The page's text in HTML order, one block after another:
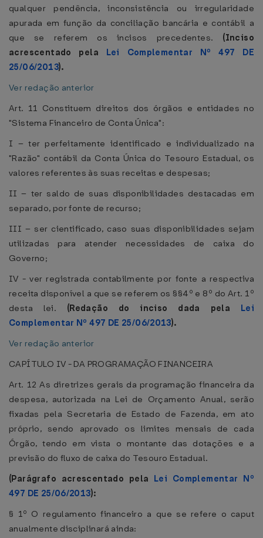
qualquer pendência, inconsistência ou irregularidade
apurada em função da conciliação bancária e contábil a
que se referem os incisos precedentes. (Inciso
acrescentado pela Lei Complementar Nº 497 DE
25/06/2013).
Ver redação anterior
Art. 11 Constituem direitos dos órgãos e entidades no
"Sistema Financeiro de Conta Única":
I – ter perfeitamente identificado e individualizado na
"Razão" contábil da Conta Única do Tesouro Estadual, os
valores referentes às suas receitas e despesas;
II – ter saldo de suas disponibilidades destacadas em
separado, por fonte de recurso;
III – ser cientificado, caso suas disponibilidades sejam
utilizadas para atender necessidades de caixa do
Governo;
IV - ver registrada contabilmente por fonte a respectiva
receita disponível a que se referem os §§4º e 8º do Art. 1º
desta lei. (Redação do inciso dada pela Lei
Complementar Nº 497 DE 25/06/2013).
Ver redação anterior
CAPÍTULO IV - DA PROGRAMAÇÃO FINANCEIRA
Art. 12 As diretrizes gerais da programação financeira da
despesa, autorizada na Lei de Orçamento Anual, serão
fixadas pela Secretaria de Estado de Fazenda, em ato
próprio, sendo aprovado os limites mensais de cada
Órgão, tendo em vista o montante das dotações e a
previsão do fluxo de caixa do Tesouro Estadual.
(Parágrafo acrescentado pela Lei Complementar Nº
497 DE 25/06/2013):
§ 1º O regulamento financeiro a que se refere o caput
anualmente disciplinará ainda: